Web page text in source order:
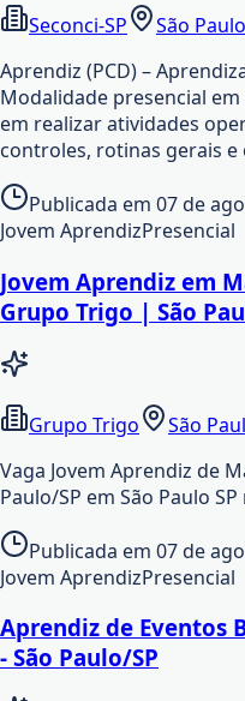
Seconci-SP
São
Aprendiz (PCD) –
Modalidade presencial em
em realizar atividades
controles, rotinas gerais e
Publicada em 07 de
Jovem AprendizPresencial
Jovem Aprendiz em
Grupo Trigo | São
Grupo Trigo
São
Vaga Jovem Aprendiz de
Paulo/SP em São Paulo
Publicada em 07 de
Jovem AprendizPresencial
Aprendiz de Eventos
- São Paulo/SP